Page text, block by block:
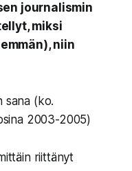
journalismin
miksi
niin
sana (ko.
2003-2005)
riittänyt